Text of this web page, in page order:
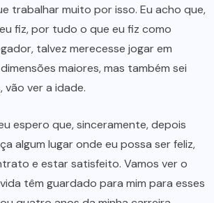
trabalhar muito por isso. Eu acho que,
fiz, por tudo o que eu fiz como
talvez merecesse jogar em
maiores, mas também sei
vão ver a idade.
espero que, sinceramente, depois
algum lugar onde eu possa ser feliz,
e estar satisfeito. Vamos ver o
têm guardado para mim para esses